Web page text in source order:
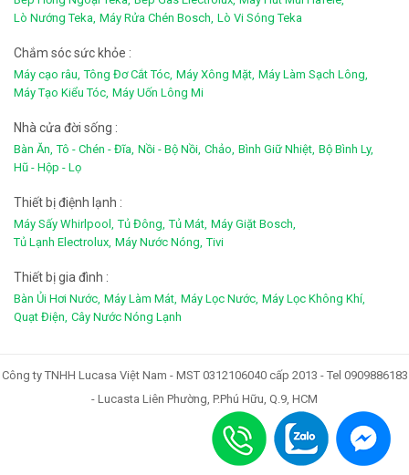
Lò Nướng Teka, Máy Rửa Chén Bosch, Lò Vi Sóng Teka
Chắm sóc sức khỏe :
Máy cạo râu, Tông Đơ Cắt Tóc, Máy Xông Mặt, Máy Làm Sạch Lông,
Máy Tạo Kiểu Tóc, Máy Uốn Lông Mi
Nhà cửa đời sống :
Bàn Ăn, Tô - Chén - Đĩa, Nồi - Bộ Nồi, Chảo, Bình Giữ Nhiệt, Bộ Bình Ly,
Hũ - Hộp - Lọ
Thiết bị điệnh lạnh :
Máy Sấy Whirlpool, Tủ Đông, Tủ Mát, Máy Giặt Bosch,
Tủ Lạnh Electrolux, Máy Nước Nóng, Tivi
Thiết bị gia đình :
Bàn Ủi Hơi Nước, Máy Làm Mát, Máy Lọc Nước, Máy Lọc Không Khí,
Quạt Điện, Cây Nước Nóng Lạnh
Công ty TNHH Lucasa Việt Nam - MST 0312106040 cấp 2013 - Tel 0909886183
- Lucasta Liên Phường, P.Phú Hữu, Q.9, HCM